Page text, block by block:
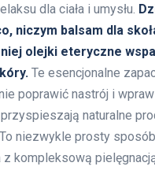
dla ciała i umysłu.
niczym balsam dla
olejki eteryczne
Te esencjonalne
poprawić nastrój i
naturalne
niezwykle prosty
z kompleksową